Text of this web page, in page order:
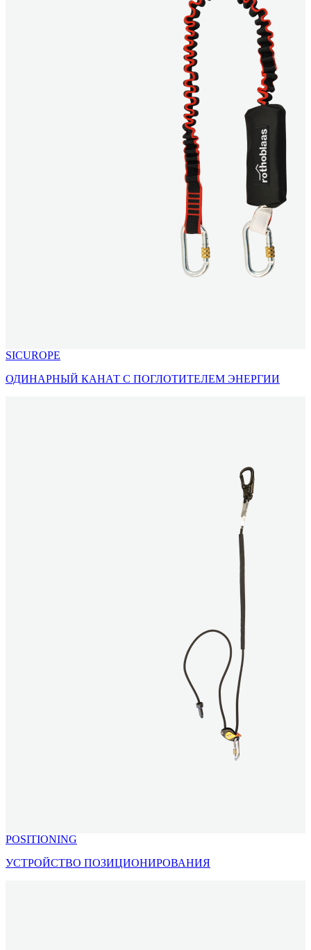
SICUROPE
ОДИНАРНЫЙ КАНАТ С ПОГЛОТИТЕЛЕМ ЭНЕРГИИ
POSITIONING
УСТРОЙСТВО ПОЗИЦИОНИРОВАНИЯ